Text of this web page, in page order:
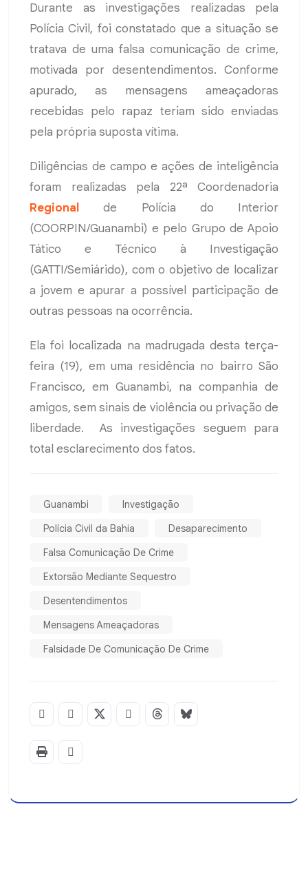
Durante as investigações realizadas pela
Polícia Civil, foi constatado que a situação se
tratava de uma falsa comunicação de crime,
motivada por desentendimentos. Conforme
apurado, as mensagens ameaçadoras
recebidas pelo rapaz teriam sido enviadas
pela própria suposta vítima.
Diligências de campo e ações de inteligência
foram realizadas pela 22ª Coordenadoria
Regional
de Polícia do Interior
(COORPIN/Guanambi) e pelo Grupo de Apoio
Tático e Técnico à Investigação
(GATTI/Semiárido), com o objetivo de localizar
a jovem e apurar a possível participação de
outras pessoas na ocorrência.
Ela foi localizada na madrugada desta terça-
feira (19), em uma residência no bairro São
Francisco, em Guanambi, na companhia de
amigos, sem sinais de violência ou privação de
liberdade. As investigações seguem para
total esclarecimento dos fatos.
Guanambi
Investigação
Polícia Civil da Bahia
Desaparecimento
Falsa Comunicação De Crime
Extorsão Mediante Sequestro
Desentendimentos
Mensagens Ameaçadoras
Falsidade De Comunicação De Crime